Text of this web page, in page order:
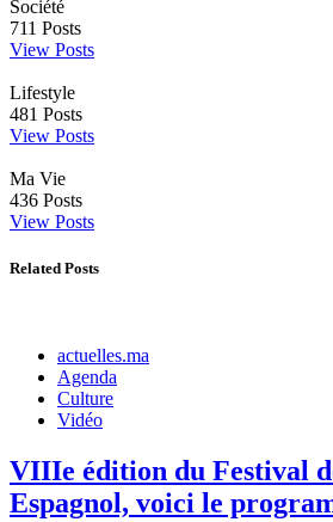
Société
711 Posts
View Posts
Lifestyle
481 Posts
View Posts
Ma Vie
436 Posts
View Posts
Related Posts
actuelles.ma
Agenda
Culture
Vidéo
VIIIe édition du Festival
Espagnol, voici le